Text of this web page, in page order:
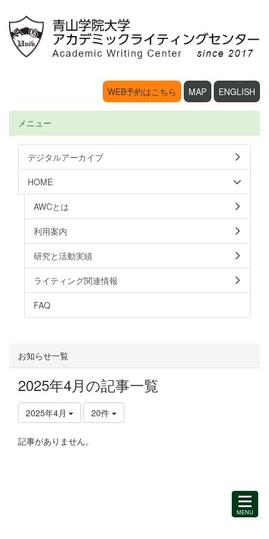
WEB予約はこちら MAP ENGLISH
MENU
を
お知らせ一覧
2025年4月の記事一覧
2025年4月 20件
記事がありません。
メニュー
デジタルアーカイブ
HOME
AWCとは
利用案内
研究と活動実績
ライティング関連情報
FAQ